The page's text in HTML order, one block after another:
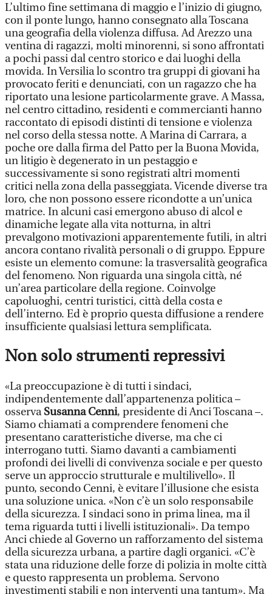
L’ultimo fine settimana di maggio e l’inizio di giugno,
con il ponte lungo, hanno consegnato alla Toscana
una geografia della violenza diffusa. Ad Arezzo una
ventina di ragazzi, molti minorenni, si sono affrontati
a pochi passi dal centro storico e dai luoghi della
movida. In Versilia lo scontro tra gruppi di giovani ha
provocato feriti e denunciati, con un ragazzo che ha
riportato una lesione particolarmente grave. A Massa,
nel centro cittadino, residenti e commercianti hanno
raccontato di episodi distinti di tensione e violenza
nel corso della stessa notte. A Marina di Carrara, a
poche ore dalla firma del Patto per la Buona Movida,
un litigio è degenerato in un pestaggio e
successivamente si sono registrati altri momenti
critici nella zona della passeggiata. Vicende diverse tra
loro, che non possono essere ricondotte a un’unica
matrice. In alcuni casi emergono abuso di alcol e
dinamiche legate alla vita notturna, in altri
prevalgono motivazioni apparentemente futili, in altri
ancora contano rivalità personali o di gruppo. Eppure
esiste un elemento comune: la trasversalità geografica
del fenomeno. Non riguarda una singola città, né
un’area particolare della regione. Coinvolge
capoluoghi, centri turistici, città della costa e
dell’interno. Ed è proprio questa diffusione a rendere
insufficiente qualsiasi lettura semplificata.
Non solo strumenti repressivi
«La preoccupazione è di tutti i sindaci,
indipendentemente dall’appartenenza politica –
osservaSusanna Cenni, presidente di Anci Toscana –.
Siamo chiamati a comprendere fenomeni che
presentano caratteristiche diverse, ma che ci
interrogano tutti. Siamo davanti a cambiamenti
profondi dei livelli di convivenza sociale e per questo
serve un approccio strutturale e multilivello». Il
punto, secondo Cenni, è evitare l’illusione che esista
una soluzione unica. «Non c’è un solo responsabile
della sicurezza. I sindaci sono in prima linea, ma il
tema riguarda tutti i livelli istituzionali». Da tempo
Anci chiede al Governo un rafforzamento del sistema
della sicurezza urbana, a partire dagli organici. «C’è
stata una riduzione delle forze di polizia in molte città
e questo rappresenta un problema. Servono
investimenti stabili e non interventi una tantum». Ma